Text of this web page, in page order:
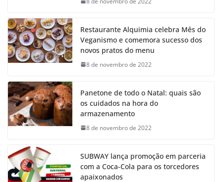
Restaurante Alquimia celebra Mês do
Veganismo e comemora sucesso dos
novos pratos do menu
8 de novembro de 2022
Panetone de todo o Natal: quais são
os cuidados na hora do
armazenamento
8 de novembro de 2022
SUBWAY lança promoção em parceria
com a Coca-Cola para os torcedores
apaixonados